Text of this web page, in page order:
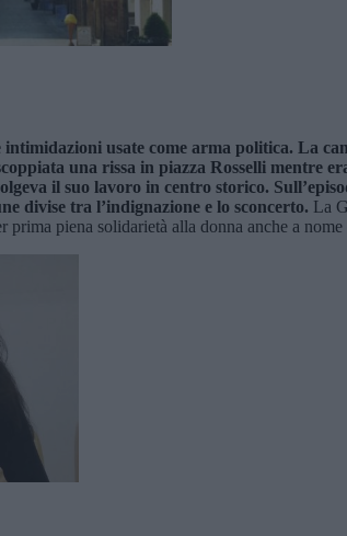
intimidazioni usate come arma politica. La
una rissa in piazza Rosselli mentre
il suo lavoro in centro storico.
divise tra l’indignazione e lo sconcerto. La
prima piena solidarietà alla donna anche a